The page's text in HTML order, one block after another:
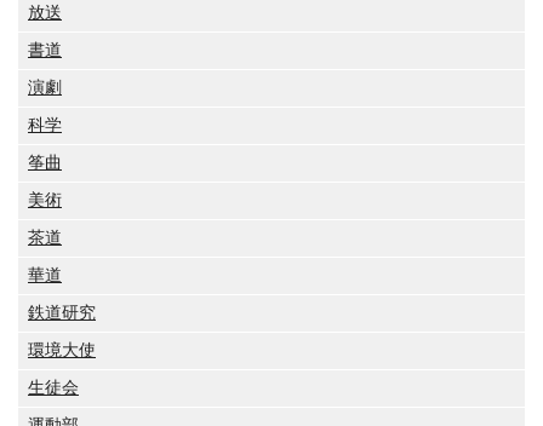
放送
書道
演劇
科学
筝曲
美術
茶道
華道
鉄道研究
環境大使
生徒会